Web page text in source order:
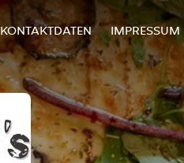
KONTAKTDATEN IMPRESSUM